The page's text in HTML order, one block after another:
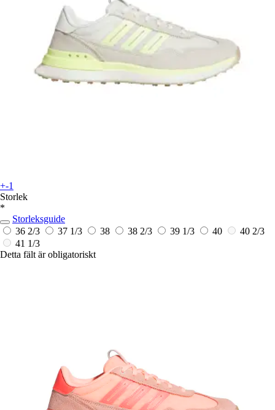
+-1
Storlek
*
Storleksguide
36 2/3
37 1/3 38 38 2/3 39 1/3 40
40 2/3
41 1/3
Detta fält är obligatoriskt